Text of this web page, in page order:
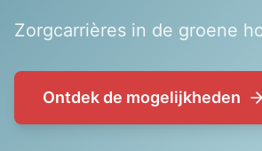
Zorgcarrières in de groene
Ontdek de mogelijkheden